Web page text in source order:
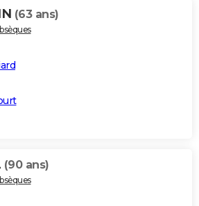
(63 ans)
(90 ans)